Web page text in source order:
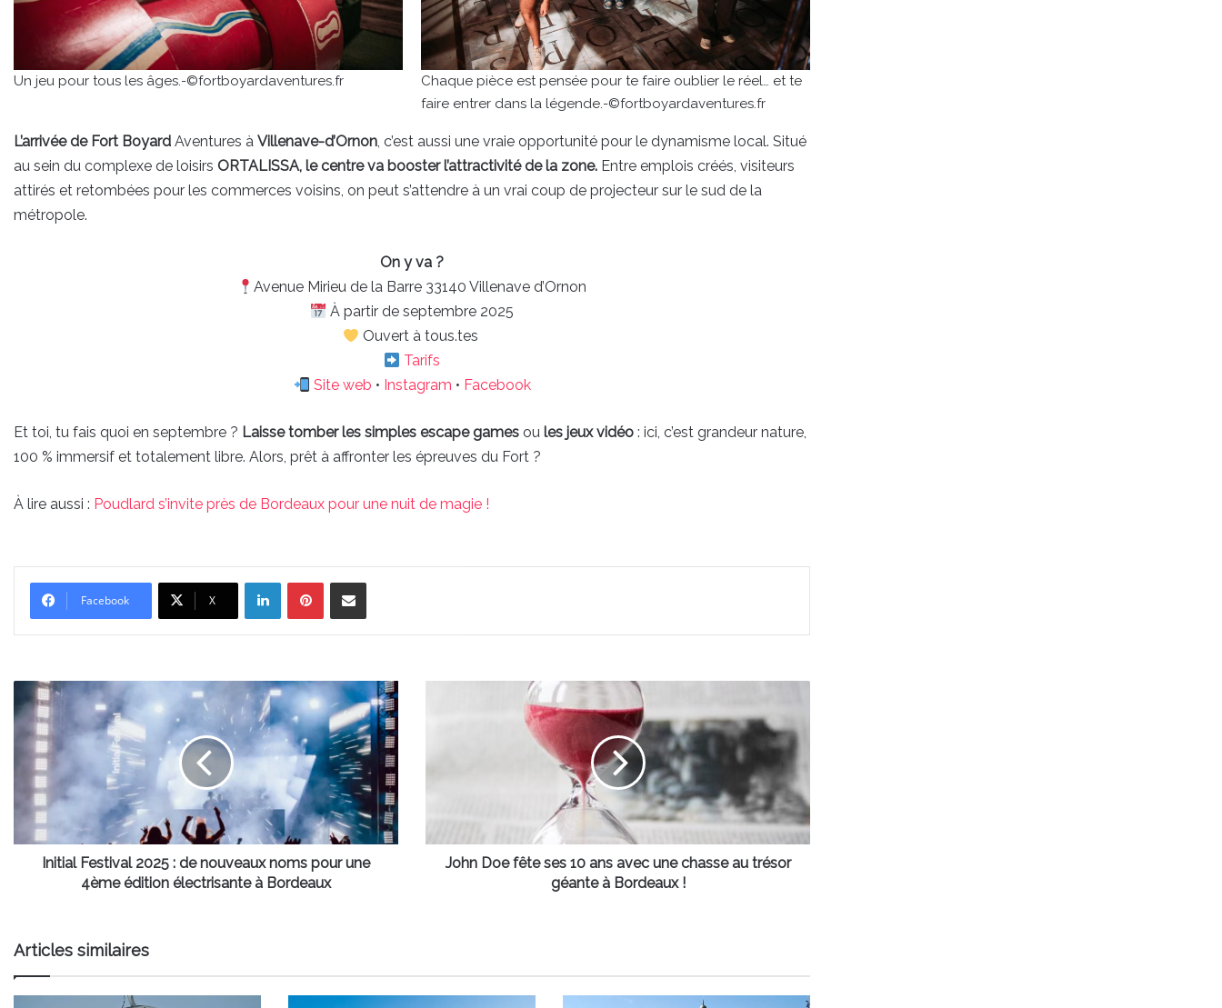
Un jeu pour tous les âges.-©fortboyardaventures.fr
Chaque pièce est pensée pour te faire oublier le réel… et te
faire entrer dans la légende.-©fortboyardaventures.fr
L’arrivée de Fort Boyard Aventures à Villenave-d’Ornon, c’est aussi une vraie opportunité pour le dynamisme local. Situé
au sein du complexe de loisirs ORTALISSA, le centre va booster l’attractivité de la zone. Entre emplois créés, visiteurs
attirés et retombées pour les commerces voisins, on peut s’attendre à un vrai coup de projecteur sur le sud de la
métropole.
On y va ?
Avenue Mirieu de la Barre 33140 Villenave d’Ornon
À partir de septembre 2025
Ouvert à tous.tes
Tarifs
Site web • Instagram • Facebook
Et toi, tu fais quoi en septembre ? Laisse tomber les simples escape games ou les jeux vidéo : ici, c’est grandeur nature,
100 % immersif et totalement libre. Alors, prêt à affronter les épreuves du Fort ?
À lire aussi : Poudlard s’invite près de Bordeaux pour une nuit de magie !
Facebook X
LinkedinPinterestPartager par email
Initial
Festival
2025
nouveaux
noms
pour
une
4èmeInitial Festival 2025 : de nouveaux noms pour une
4ème édition électrisante à Bordeaux
chasse
John Doe fête ses 10 ans avec une chasse au trésor
géante à Bordeaux !
Articles similaires